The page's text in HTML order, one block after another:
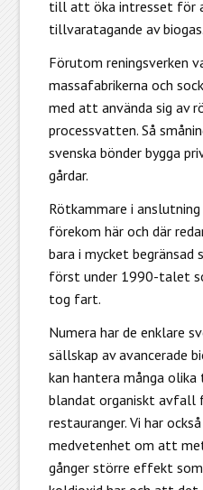
till att öka intresset för
tillvaratagande av biogas.
Förutom reningsverken
massafabrikerna och
med att använda sig av
processvatten. Så
svenska bönder bygga
gårdar.
Rötkammare i
förekom här och där
bara i mycket begränsad
först under 1990-talet
tog fart.
Numera har de enklare
sällskap av avancerade
kan hantera många
blandat organiskt avfall
restauranger. Vi har
medvetenhet om att
gånger större effekt